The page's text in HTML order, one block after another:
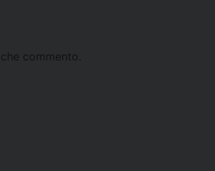
commento.